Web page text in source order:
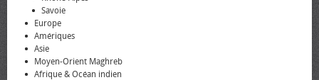
Savoie
Europe
Amériques
Asie
Moyen-Orient Maghreb
Afrique & Océan indien